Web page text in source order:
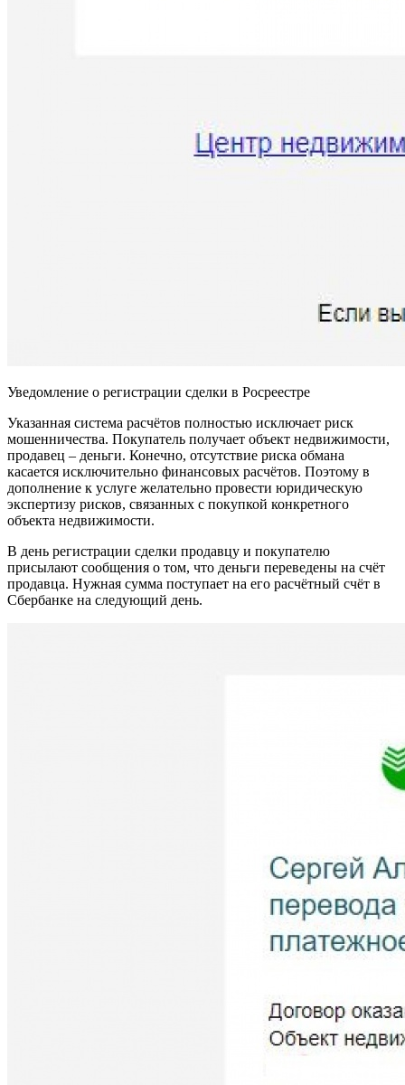
Уведомление о регистрации сделки в Росреестре
Указанная система расчётов полностью исключает риск
мошенничества. Покупатель получает объект недвижимости,
продавец – деньги. Конечно, отсутствие риска обмана
касается исключительно финансовых расчётов. Поэтому в
дополнение к услуге желательно провести юридическую
экспертизу рисков, связанных с покупкой конкретного
объекта недвижимости.
В день регистрации сделки продавцу и покупателю
присылают сообщения о том, что деньги переведены на счёт
продавца. Нужная сумма поступает на его расчётный счёт в
Сбербанке на следующий день.